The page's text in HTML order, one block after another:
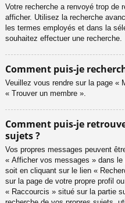
Votre recherche a renvoyé trop de
afficher. Utilisez la recherche
les termes employés et dans la
souhaitez effectuer une recherche.
Comment puis-je
Veuillez vous rendre sur la page «
« Trouver un membre ».
Comment puis-je
sujets ?
Vos propres messages peuvent
« Afficher vos messages » dans le
soit en cliquant sur le lien «
sur la page de votre propre profil
« Raccourcis » situé sur la partie